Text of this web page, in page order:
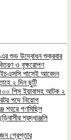
এর শুভ উদ্বোধন শুক্রবার
ও বৃক্ষরোপণ
পাসেই আবেদন
২ দিন ছুটি
৪০০ পিস ইয়াবাসহ আটক ২
পদে নিয়োগ
শহরে গণমিছিল
শ্রদ্ধাঞ্জলি
গ্রেপ্তার